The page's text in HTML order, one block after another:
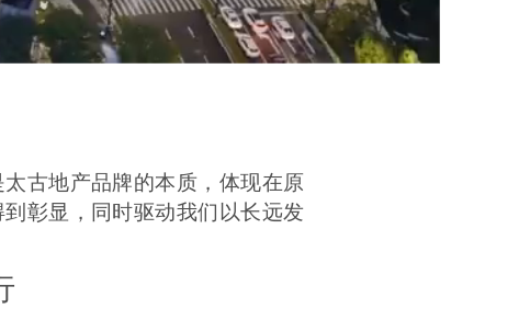
古地产品牌的本质，体现在原
彰显，同时驱动我们以长远发